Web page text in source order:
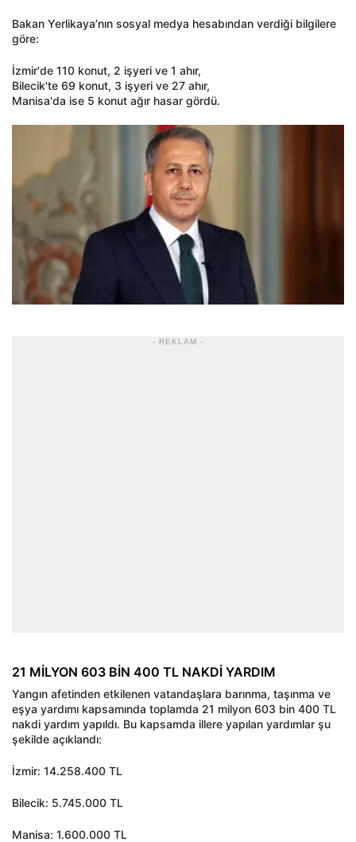
Bakan Yerlikaya’nın sosyal medya hesabından verdiği bilgilere
göre:
İzmir'de 110 konut, 2 işyeri ve 1 ahır,
Bilecik'te 69 konut, 3 işyeri ve 27 ahır,
Manisa'da ise 5 konut ağır hasar gördü.
- REKLAM -
21 MİLYON 603 BİN 400 TL NAKDİ YARDIM
Yangın afetinden etkilenen vatandaşlara barınma, taşınma ve
eşya yardımı kapsamında toplamda 21 milyon 603 bin 400 TL
nakdi yardım yapıldı. Bu kapsamda illere yapılan yardımlar şu
şekilde açıklandı:
İzmir: 14.258.400 TL
Bilecik: 5.745.000 TL
Manisa: 1.600.000 TL